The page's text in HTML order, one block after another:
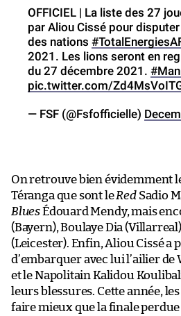
OFFICIEL | La liste des 27
par Aliou Cissé pour disputer
des nations
2021. Les lions seront en
du 27 décembre 2021.
pic.twitter.com/
— FSF (@Fsfofficielle)
On retrouve bien évidemment
Téranga que sont leRedSadio
BluesÉdouard Mendy, mais
(Bayern), Boulaye Dia
(Leicester). Enfin, Aliou Cissé a
d’embarquer avec lui l’ailier
et le Napolitain Kalidou
leurs blessures. Cette année,
faire mieux que la finale